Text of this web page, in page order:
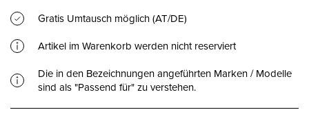
Gratis Umtausch möglich (AT/DE)
Artikel im Warenkorb werden nicht reserviert
Die in den Bezeichnungen angeführten Marken / Modelle
sind als "Passend für" zu verstehen.